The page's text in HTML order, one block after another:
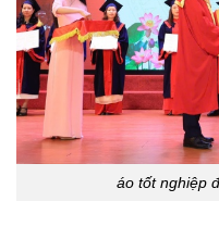
áo tốt nghiệp